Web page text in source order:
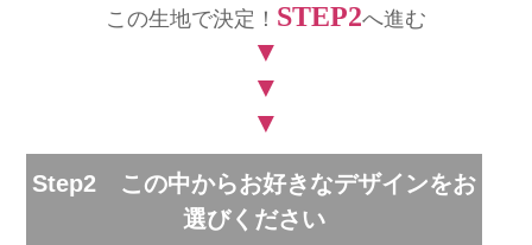
この生地で決定！ STEP2へ進む
▼
▼
▼
Step2 この中からお好きなデザインをお
選びください